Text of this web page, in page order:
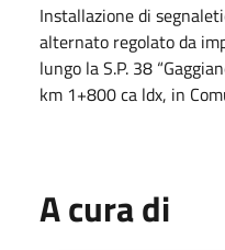
Installazione di
alternato regolato da
lungo la S.P. 38
km 1+800 ca ldx, in
A cura di